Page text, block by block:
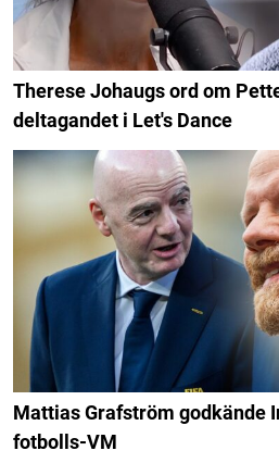
Therese Johaugs ord om
deltagandet i Let's Dance
Mattias Grafström godkände
fotbolls-VM